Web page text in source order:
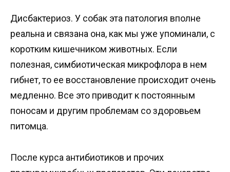
Дисбактериоз. У собак эта патология вполне
реальна и связана она, как мы уже упоминали, с
коротким кишечником животных. Если
полезная, симбиотическая микрофлора в нем
гибнет, то ее восстановление происходит очень
медленно. Все это приводит к постоянным
поносам и другим проблемам со здоровьем
питомца.
После курса антибиотиков и прочих